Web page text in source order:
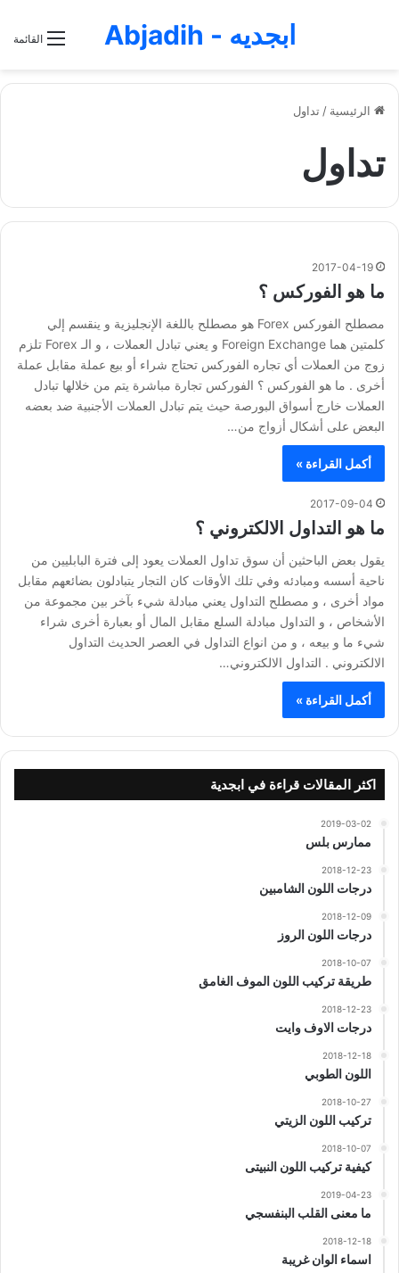
القائمة ابجديه - Abjadih
الرئيسية / تداول
تداول
2017-04-19
ما هو الفوركس ؟
مصطلح الفوركس Forex هو مصطلح باللغة الإنجليزية و ينقسم إلي
كلمتين هما Foreign Exchange و يعني تبادل العملات ، و الـ Forex تلزم
زوج من العملات أي تجاره الفوركس تحتاج شراء أو بيع عملة مقابل عملة
أخرى . ما هو الفوركس ؟ الفوركس تجارة مباشرة يتم من خلالها تبادل
العملات خارج أسواق البورصة حيث يتم تبادل العملات الأجنبية ضد بعضه
البعض على أشكال أزواج من…
أكمل القراءة »
2017-09-04
ما هو التداول الالكتروني ؟
يقول بعض الباحثين أن سوق تداول العملات يعود إلى فترة البابليين من
ناحية أسسه ومبادئه وفي تلك الأوقات كان التجار يتبادلون بضائعهم مقابل
مواد أخرى ، و مصطلح التداول يعني مبادلة شيء بآخر بين مجموعة من
الأشخاص ، و التداول مبادلة السلع مقابل المال أو بعبارة أخرى شراء
شيء ما و بيعه ، و من انواع التداول في العصر الحديث التداول
الالكتروني . التداول الالكتروني…
أكمل القراءة »
اكثر المقالات قراءة في ابجدية
2019-03-02
ممارس بلس
2018-12-23
درجات اللون الشامبين
2018-12-09
درجات اللون الروز
2018-10-07
طريقة تركيب اللون الموف الغامق
2018-12-23
درجات الاوف وايت
2018-12-18
اللون الطوبي
2018-10-27
تركيب اللون الزيتي
2018-10-07
كيفية تركيب اللون النبيتى
2019-04-23
ما معنى القلب البنفسجي
2018-12-18
اسماء الوان غريبة